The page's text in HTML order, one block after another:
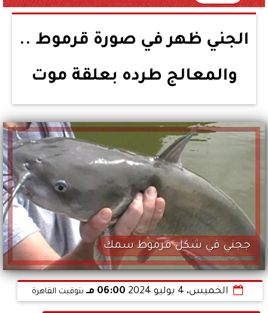
الجني ظهر في صورة قرموط ..
والمعالج طرده بعلقة موت
ججني في شكل قرموط سمك
الخميس، 4 يوليو 2024 06:00 مـ بتوقيت القاهرة